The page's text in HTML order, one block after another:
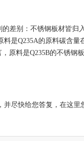
差别：不锈钢板材皆
是Q235A的原料碳含
原料是Q235B的不锈钢
尽快给您答复，在这里